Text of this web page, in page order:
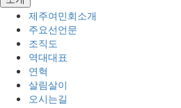
제주여민회소개
주요선언문
조직도
역대대표
연혁
살림살이
오시는길